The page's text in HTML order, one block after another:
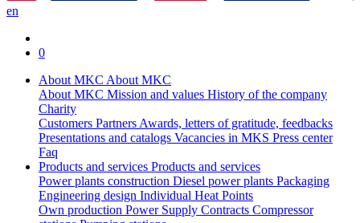
en
0
About MKC About MKC
About MKC Mission and values History of the company
Charity
Customers PartnersAwards, letters of gratitude, feedbacks
Presentations and catalogs Vacancies in MKS Press center
Faq
Products and services Products and services
Power plants construction Diesel power plants Packaging
Engineering design Individual Heat Points
Own production Power Supply Contracts Compressor